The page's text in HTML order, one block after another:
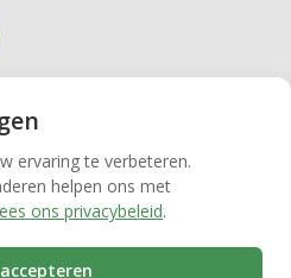
Makelaardij Hoekstra
Hoekstra
ervaring te verbeteren.
helpen ons met
ons privacybeleid.